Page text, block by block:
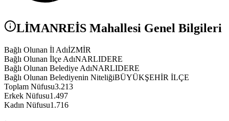
LİMANREİS Mahallesi Genel Bilgileri
Bağlı Olunan İl AdıİZMİR
Bağlı Olunan İlçe AdıNARLIDERE
Bağlı Olunan Belediye AdıNARLIDERE
Bağlı Olunan Belediyenin NiteliğiBÜYÜKŞEHİR İLÇE
Toplam Nüfusu3.213
Erkek Nüfusu1.497
Kadın Nüfusu1.716